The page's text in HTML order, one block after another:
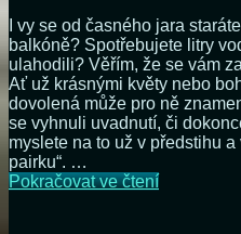
I vy se od časného jara
balkóně? Spotřebujete litry
ulahodili? Věřím, že se vám
Ať už krásnými květy nebo
dovolená může pro ně
se vyhnuli uvadnutí, či
myslete na to už v předstihu
pairku“. …
Pokračovat ve čteníLetní